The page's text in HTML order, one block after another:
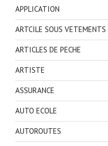
APPLICATION
ARTCILE SOUS VETEMENTS
ARTICLES DE PECHE
ARTISTE
ASSURANCE
AUTO ECOLE
AUTOROUTES